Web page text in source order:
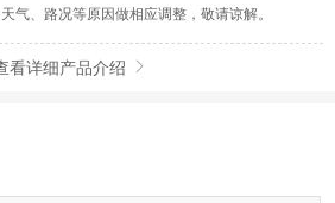
气、路况等原因做相应调整，敬请谅解。
看详细产品介绍 